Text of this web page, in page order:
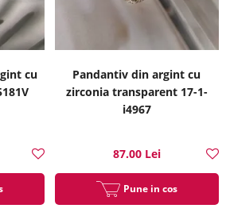
cu
Pandantiv din argint cu
zirconia transparent 17-1-
i4967
87.00 Lei
Pune in cos